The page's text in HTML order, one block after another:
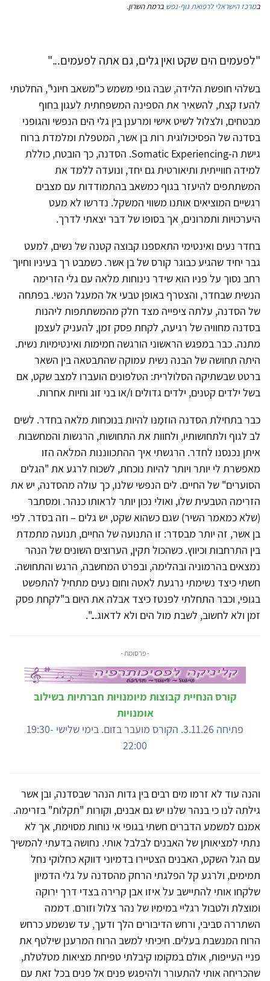
במרכז הישראלי לרפואת גוף-נפש ברמת השרון.
"לפעמים הים שקט ואין גלים, גם אתה לפעמים..."
בשלהי חופשת הלידה, שבה גופי משמש כ"משאב חיוני", החלטתי
להעז קצת, להשאיר את הספינה המשפחתית לעגון בחוף
מבטחים, ולצלול לשיט אישי ומרענן בין גלי הים הנפשי והגופני
בסדנה של הפסיכולוגית רות בן אשר, המטפלת ומלמדת ברוח
גישת ה-Somatic Experiencing. הסדנה, כך הובטח, כוללת
למידה חווייתית ותיאורטית גם יחד, ונועדה ללמד את
המשתתפים להיעזר בגוף כמשאב בהתמודדות עם מצבים
רגשיים המוציאים אותנו משווי המשקל. נדרשו לא מעט
היערכויות ותמרונים, אך בסופו של דבר יצאתי לדרך.
בחדר נעים ואינטימי התאספנו קבוצה קטנה של נשים, למעט
גבר יחיד שהגיע כבוגר קורס של בן אשר. כשמבט רך בעיניו וחיוך
רחב נסוך על פניו הוא שידר נינוחות מלאה עם גלי הזרימה
הנשית שבחדר, והצטרף באופן טבעי אל המעגל הנשי. בפתחה
של הסדנה, עלתה ציפייה מצד חלק מהמשתתפות ליהנות
בסדנה מחוויה של רגיעה, לקחת פסק זמן, להעניק לעצמן
מתנה. כבר במפגש הראשוני הורגשה חמימות ואינטימיות נשית.
היתה תחושה של הבנה נשית עמוקה שהתבטאה בין השאר
ברטט שבשתיקה הסלולרית: הטלפונים הועברו למצב שקט, אם
בשל ילדים קטנים, ילדים גדולים ו/או בני זוג וחיות אחרות.
כבר בתחילת הסדנה הוזמַנּו להיות בנוכחות מלאה בחדר. לשים
לב לגוף ולתחושותיו, ולחוות את התחושות, הרגשות והמחשבות
איתן נכנסנו לחדר. הרגשתי איך ההתכווננות המלאה הזו
מאפשרת לי יותר ויותר להיות נוכחת, לשכוח לרגע את "הגלים
הסוערים" של החיים. לים הנפשי שלנו, כך עולה מהסדנה, יש את
הזרימה הטבעית שלו, ואולי נכון יותר לראותו כנהר. ומסתבר
(שלא כמאמר השיר) שגם כשהוא שקט, יש גלים – וזה בסדר. לפי
בן אשר, זה יותר מבסדר: זו התנועה של החיים, תנועה מתמדת
בין התרחבות וכיווץ. כשהכול תקין, הערוצים השונים של הנהר
נמצאים בהרמוניה ובהלימה, ובפרט המחשבה, הרגש והתחושה.
חשתי כיצד נשימתי נרגעת לאטה וחום נעים מתחיל להתפשט
בגופי, וכבר התחלתי לפנטז כיצד אבלה את היום ב"לקחת פסק
זמן ולא לחשוב, לשבת מול הים ולא לדאוג...".
- פרסומת -
קורס הנחיית קבוצות מיומנויות חברתיות בשילוב
אומנויות
פתיחה 3.11.26. הקורס מועבר בזום. בימי שלישי 19:30-
22:00
והנה עוד לא זרמו מים רבים בין גדות הנהר שבסדנה, ובן אשר
גילתה לנו כי בנהר שלנו יש גם אבנים, וקורות "תקלות" בזרימה.
אמנם למשמע הדברים חשתי בגופי אי נוחות מסוימת, אך לא
נתתי למציאותן של האבנים לבלבל אותי. נחושה בדעתי להמשיך
עם הגל השקט, האבנים הצטיירו בדמיוני דווקא כחלוקי נחל
תמימים, ולרגע קל הפלגתי הרחק מהסדנה על גלי הדמיון
שלקחו אותי להתיישב על איזו אבן קרירה בצדי דרך ירוקה
ומוצלת ולטבול רגליי במימיו של נהר צלול וזורם. דממה
השתררה סביבי, ורחש הדיבורים הלך ודעך, עד שנשמע כרחש
הרוח המנשבת בעלים. חיכיתי למשב הרוח המרענן שילטף את
פניי העייפות, אולם במקומו קיבלתי טפיחת מציאות מטלטלת,
שהכריחה אותי להתעורר ולהיפגש פנים אל פנים בכל זאת עם